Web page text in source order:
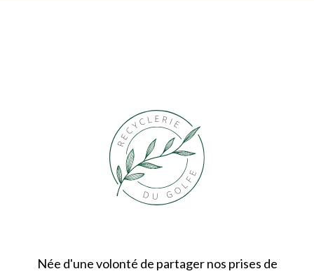
Née d'une volonté de partager nos prises de